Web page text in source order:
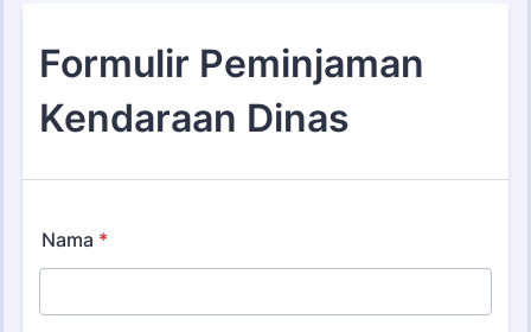
Templat Formulir Formulir Pemesanan
Formulir Pemesanan Buku